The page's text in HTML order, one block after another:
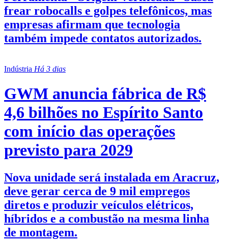
frear robocalls e golpes telefônicos, mas
empresas afirmam que tecnologia
também impede contatos autorizados.
Indústria Há 3 dias
GWM anuncia fábrica de R$
4,6 bilhões no Espírito Santo
com início das operações
previsto para 2029
Nova unidade será instalada em Aracruz,
deve gerar cerca de 9 mil empregos
diretos e produzir veículos elétricos,
híbridos e a combustão na mesma linha
de montagem.